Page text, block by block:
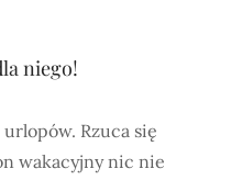
niego!
Rzuca się
wakacyjny nic nie